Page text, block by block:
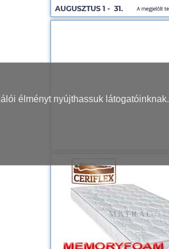
élményt nyújthassuk látogatóinknak.